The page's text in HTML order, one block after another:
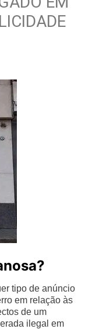
tipo de anúncio
em relação às
de um
ilegal em